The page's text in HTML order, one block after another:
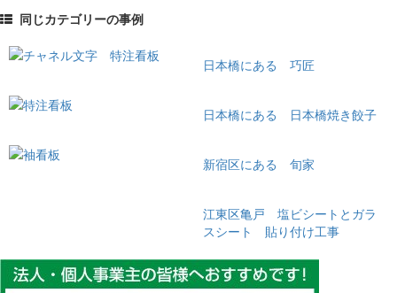
同じカテゴリーの事例
日本橋にある 巧匠
日本橋にある 日本橋焼き餃子
新宿区にある 旬家
江東区亀戸 塩ビシートとガラ
スシート 貼り付け工事